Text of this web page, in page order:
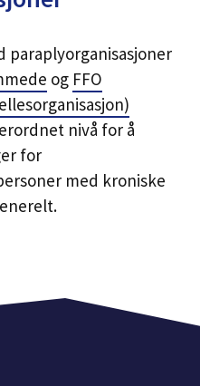
paraplyorganisasjoner
og FFO
nivå for å
for
med kroniske